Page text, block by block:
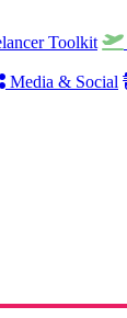
Toolkit
Media & Social